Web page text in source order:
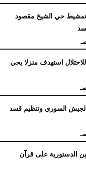
تمشيط حي الشيخ مقصود
استهدف منزلا بحي
الجيش السوري وتنظيم قسد
الدستورية على قرآن